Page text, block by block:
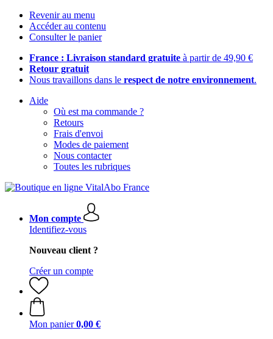
Revenir au menu
Accéder au contenu
Consulter le panier
France : Livraison standard gratuite à partir de 49,90 €
Retour gratuit
Nous travaillons dans le respect de notre environnement.
Aide
Où est ma commande ?
Retours
Frais d'envoi
Modes de paiement
Nous contacter
Toutes les rubriques
Mon compte
Identifiez-vous
Nouveau client ?
Créer un compte
Mon panier 0,00 €